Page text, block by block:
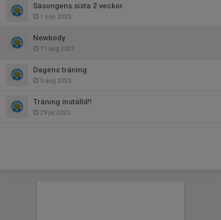
Säsongens sista 2 veckor
1 sep 2025
Newbody
11 aug 2025
Dagens träning
5 aug 2025
Träning inställd!!
29 jul 2025